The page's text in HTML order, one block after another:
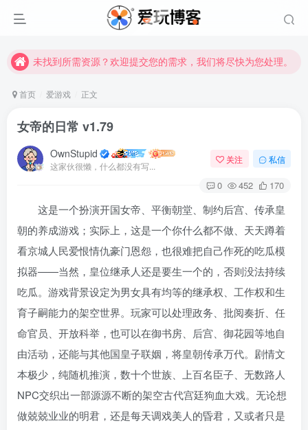
未找到所需资源？欢迎提交您的需求，我们将尽快为您处理。
未找到所需资源？欢迎提交您的需求，我们将尽快为您处理。
首页 爱游戏 正文
女帝的日常 v1.79
OwnStupid
这家伙很懒，什么都没有写...
关注 私信
0 452 170
这是一个扮演开国女帝、平衡朝堂、制约后宫、传承皇
朝的养成游戏；实际上，这是一个你什么都不做、天天蹲着
看京城人民爱恨情仇豪门恩怨，也很难把自己作死的吃瓜模
拟器——当然，皇位继承人还是要生一个的，否则没法持续
吃瓜。游戏背景设定为男女具有均等的继承权、工作权和生
育子嗣能力的架空世界。玩家可以处理政务、批阅奏折、任
命官员、开放科举，也可以在御书房、后宫、御花园等地自
由活动，还能与其他国皇子联姻，将皇朝传承万代。剧情文
本极少，纯随机推演，数十个世族、上百名臣子、无数路人
NPC交织出一部源源不断的架空古代宫廷狗血大戏。无论想
做兢兢业业的明君，还是每天调戏美人的昏君，又或者只是
登录
没有账号？立即注册
用户名或邮箱
登录密码
记住登录 找回密码
登录